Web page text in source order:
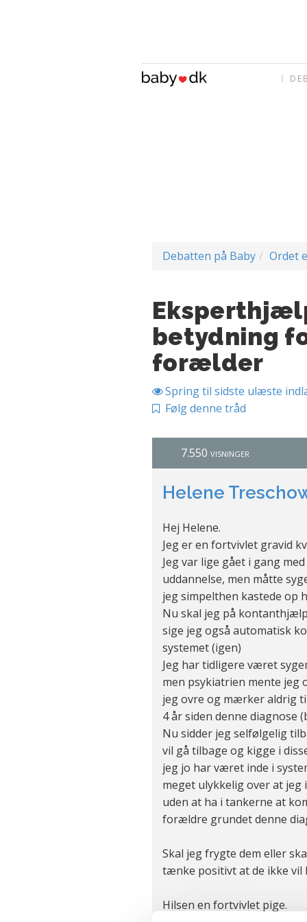
Debatten på Baby Ordet
betydning
forælder
Spring til sidste ulæste
Følg denne tråd
7.550 visninger
Helene
Hej Helene.
Jeg er en fortvivlet gravid
Jeg var lige gået i gang
uddannelse, men måtte
jeg simpelthen kastede op
Nu skal jeg på
sige jeg også automatisk
systemet (igen)
Jeg har tidligere været
men psykiatrien mente jeg
jeg ovre og mærker aldrig
4 år siden denne diagnose
Nu sidder jeg selfølgelig
vil gå tilbage og kigge i
jeg jo har været inde i
meget ulykkelig over at jeg
uden at ha i tankerne at
forældre grundet denne
Skal jeg frygte dem eller
tænke positivt at de ikke vil
Hilsen en fortvivlet pige.